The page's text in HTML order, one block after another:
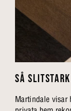
SÅ
Martindale visar